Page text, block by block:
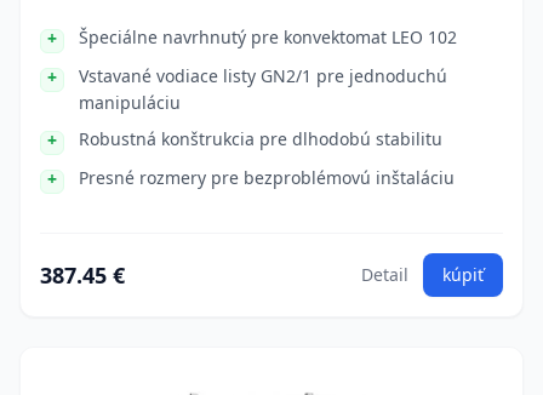
Špeciálne navrhnutý pre konvektomat LEO 102
Vstavané vodiace listy GN2/1 pre jednoduchú
manipuláciu
Robustná konštrukcia pre dlhodobú stabilitu
Presné rozmery pre bezproblémovú inštaláciu
387.45 € Detail kúpiť